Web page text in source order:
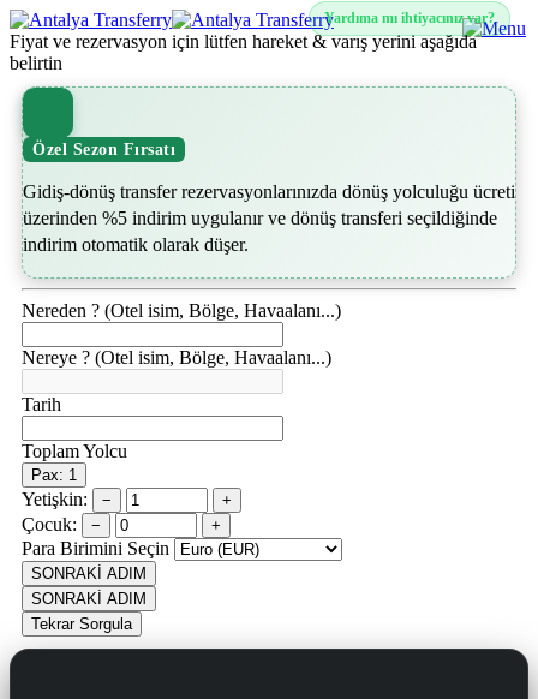
Yardıma mı ihtiyacınız var?
Fiyat ve rezervasyon için lütfen hareket & varış yerini aşağıda
belirtin
Özel Sezon Fırsatı
Gidiş-dönüş transfer rezervasyonlarınızda dönüş yolculuğu ücreti
üzerinden %5 indirim uygulanır ve dönüş transferi seçildiğinde
indirim otomatik olarak düşer.
Nereden ? (Otel isim, Bölge, Havaalanı...)
Nereye ? (Otel isim, Bölge, Havaalanı...)
Tarih
Toplam Yolcu
Pax: 1
Yetişkin: − +
Çocuk: − +
Para Birimini Seçin
SONRAKİ ADIM
SONRAKİ ADIM
Tekrar Sorgula